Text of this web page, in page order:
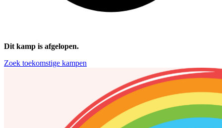
Dit kamp is afgelopen.
Zoek toekomstige kampen